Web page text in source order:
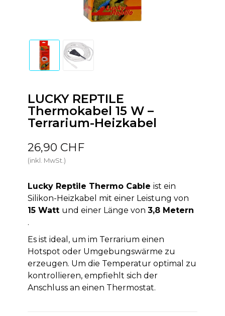
LUCKY REPTILE
Thermokabel 15 W –
Terrarium-Heizkabel
26,90 CHF
(inkl. MwSt.)
Lucky Reptile Thermo Cable ist ein
Silikon-Heizkabel mit einer Leistung von
15 Watt und einer Länge von 3,8 Metern
.
Es ist ideal, um im Terrarium einen
Hotspot oder Umgebungswärme zu
erzeugen. Um die Temperatur optimal zu
kontrollieren, empfiehlt sich der
Anschluss an einen Thermostat.